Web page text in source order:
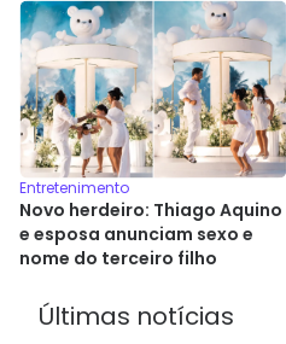
Entretenimento
Novo herdeiro: Thiago Aquino
e esposa anunciam sexo e
nome do terceiro filho
Últimas notícias